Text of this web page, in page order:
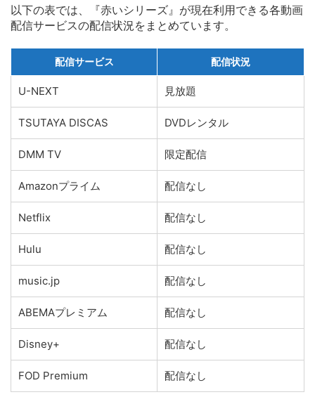
以下の表では、『赤いシリーズ』が現在利用できる各動画
配信サービスの配信状況をまとめています。
配信サービス 配信状況
U-NEXT 見放題
TSUTAYA DISCAS DVDレンタル
DMM TV 限定配信
Amazonプライム 配信なし
Netflix 配信なし
Hulu 配信なし
music.jp 配信なし
ABEMAプレミアム 配信なし
Disney+ 配信なし
FOD Premium 配信なし